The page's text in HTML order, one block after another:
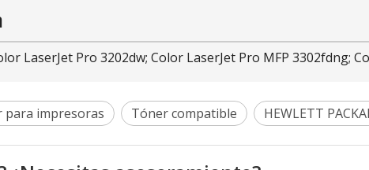
LaserJet Pro 3202dw; Color LaserJet Pro MFP 3302fdng;
para impresoras Tóner compatible HEWLETT